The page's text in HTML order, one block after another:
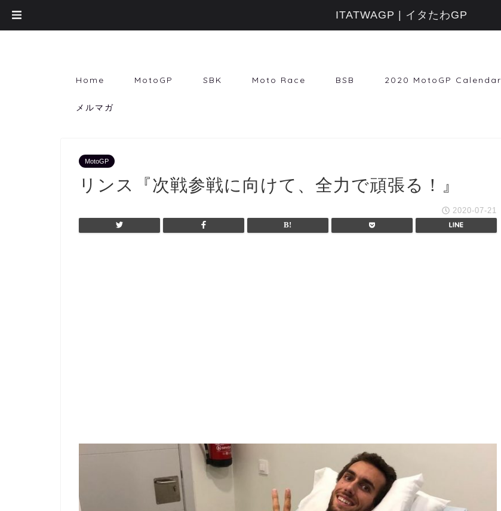
Home MotoGP SBK Moto Race BSB 2020 MotoGP Calendar
メルマガ
MotoGP
リンス『次戦参戦に向けて、全力で頑張る！』
2020-07-21
ITATWAGP | イタたわGP